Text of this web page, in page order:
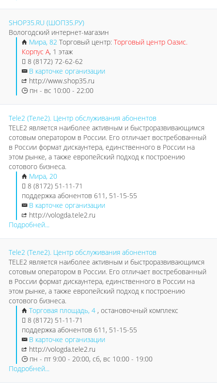
SHOP35.RU (ШОП35.РУ)
Вологодский интернет-магазин
Мира, 82 Торговый центр: Торговый центр Оазис.
Корпус А, 1 этаж
8 (8172) 72-62-62
В карточке организации
http://www.shop35.ru
пн - вс 10:00 - 22:00
Tele2 (Теле2). Центр обслуживания абонентов
TELE2 является наиболее активным и быстроразвивающимся
сотовым оператором в России. Его отличает востребованный
в России формат дискаунтера, единственного в России на
этом рынке, а также европейский подход к построению
сотового бизнеса.
Мира, 20
8 (8172) 51-11-71
поддержка абонентов 611, 51-15-55
В карточке организации
http://vologda.tele2.ru
Подробней...
Tele2 (Теле2). Центр обслуживания абонентов
TELE2 является наиболее активным и быстроразвивающимся
сотовым оператором в России. Его отличает востребованный
в России формат дискаунтера, единственного в России на
этом рынке, а также европейский подход к построению
сотового бизнеса.
Торговая площадь, 4 , остановочный комплекс
8 (8172) 51-11-71
поддержка абонентов 611, 51-15-55
В карточке организации
http://vologda.tele2.ru
пн - пт 9:00 - 20:00, сб, вс 10:00 - 19:00
Подробней...